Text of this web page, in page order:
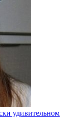
удивительном